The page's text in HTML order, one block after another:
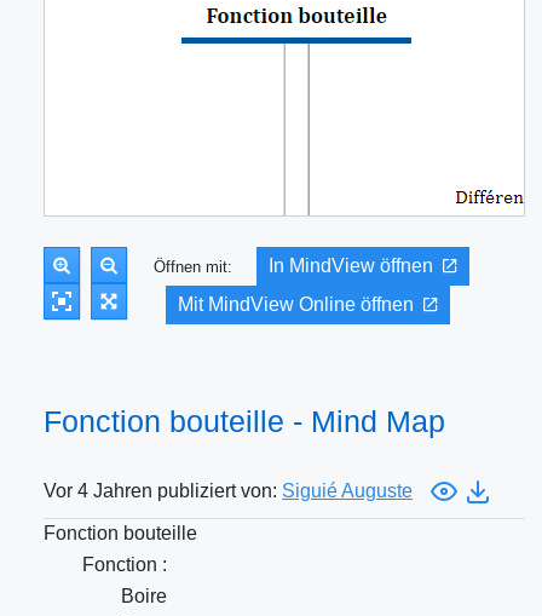
Öffnen mit:
In MindView öffnen
Mit MindView Online öffnen
Fonction bouteille - Mind Map
Vor 4 Jahren publiziert von: Siguié Auguste
Fonction bouteille
Fonction :
Boire